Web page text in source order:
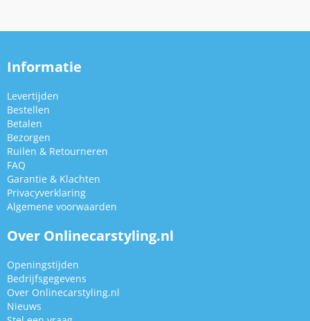
Informatie
Levertijden
Bestellen
Betalen
Bezorgen
Ruilen & Retourneren
FAQ
Garantie & Klachten
Privacyverklaring
Algemene voorwaarden
Over Onlinecarstyling.nl
Openingstijden
Bedrijfsgegevens
Over Onlinecarstyling.nl
Nieuws